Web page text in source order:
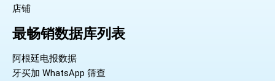
店铺
最畅销数据库列表
阿根廷电报数据
牙买加 WhatsApp 筛查